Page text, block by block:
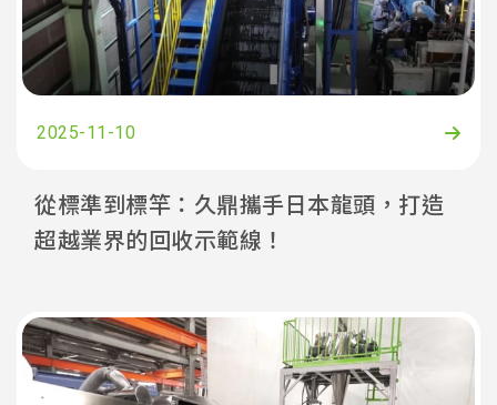
2025-11-10
從標準到標竿：久鼎攜手日本龍頭，打造
超越業界的回收示範線！